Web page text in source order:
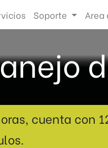
Soporte
cuenta con